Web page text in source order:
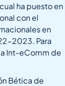
ha puesto en
con el
en
2023. Para
Int-eComm de
Bética de